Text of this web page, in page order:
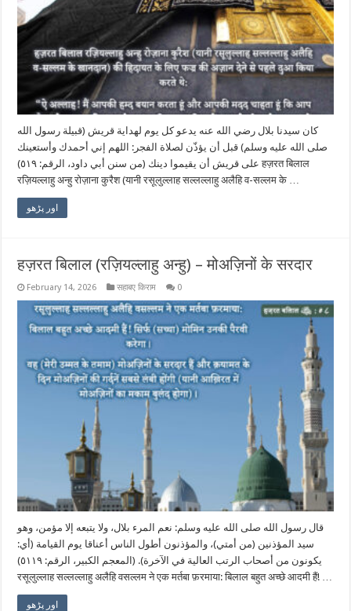
كان سيدنا بلال رضي الله عنه يدعو كل يوم لهداية قريش (قبيلة رسول الله
صلى الله عليه وسلم) قبل أن يؤذّن لصلاة الفجر: اللهم إني أحمدك وأستعينك
على قريش أن يقيموا دينك (من سنن أبي داود، الرقم: ٥١٩) हज़रत बिलाल
रज़ियल्लाहु अन्हु रोज़ाना कुरैश (यानी रसूलुल्लाह सल्लल्लाहु अलैहि व-सल्लम के …
اور پڑھو
हज़रत बिलाल (रज़ियल्लाहु अन्हु) – मोअज़िनों के सरदार
February 14, 2026 सहाबए किराम 0
قال رسول الله صلى الله عليه وسلم: نعم المرء بلال، ولا يتبعه إلا مؤمن، وهو
سيد المؤذنين (من أمتي)، والمؤذنون أطول الناس أعناقا يوم القيامة (أي:
يكونون من أصحاب الرتب العالية في الآخرة). (المعجم الكبير، الرقم: ٥١١٩)
रसूलुल्लाह सल्लल्लाहु अलैहि वसल्लम ने एक मर्तबा फ़रमाया: बिलाल बहुत अच्छे आदमी हैं! …
اور پڑھو